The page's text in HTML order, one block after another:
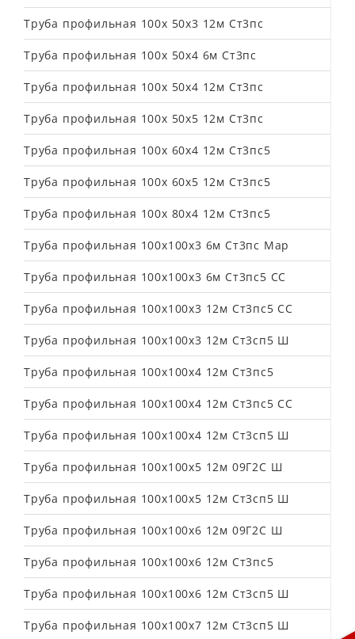
Труба профильная 100х 50х3 12м Ст3пс
Труба профильная 100х 50х4 6м Ст3пс
Труба профильная 100х 50х4 12м Ст3пс
Труба профильная 100х 50х5 12м Ст3пс
Труба профильная 100х 60х4 12м Ст3пс5
Труба профильная 100х 60х5 12м Ст3пс5
Труба профильная 100х 80х4 12м Ст3пс5
Труба профильная 100х100х3 6м Ст3пс Мар
Труба профильная 100х100х3 6м Ст3пс5 СС
Труба профильная 100х100х3 12м Ст3пс5 СС
Труба профильная 100х100х3 12м Ст3сп5 Ш
Труба профильная 100х100х4 12м Ст3пс5
Труба профильная 100х100х4 12м Ст3пс5 СС
Труба профильная 100х100х4 12м Ст3сп5 Ш
Труба профильная 100х100х5 12м 09Г2С Ш
Труба профильная 100х100х5 12м Ст3сп5 Ш
Труба профильная 100х100х6 12м 09Г2С Ш
Труба профильная 100х100х6 12м Ст3пс5
Труба профильная 100х100х6 12м Ст3сп5 Ш
Труба профильная 100х100х7 12м Ст3сп5 Ш